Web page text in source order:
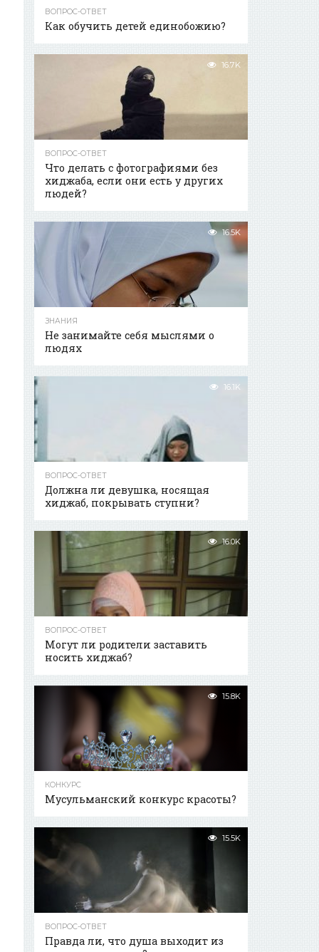
ВОПРОС-ОТВЕТ
Как обучить детей единобожию?
16.7K
ВОПРОС-ОТВЕТ
Что делать с фотографиями без
хиджаба, если они есть у других
людей?
16.5K
ЗНАНИЯ
Не занимайте себя мыслями о
людях
16.1K
ВОПРОС-ОТВЕТ
Должна ли девушка, носящая
хиджаб, покрывать ступни?
16.0K
ВОПРОС-ОТВЕТ
Могут ли родители заставить
носить хиджаб?
15.8K
КОНКУРС
Мусульманский конкурс красоты?
15.5K
ВОПРОС-ОТВЕТ
Правда ли, что душа выходит из